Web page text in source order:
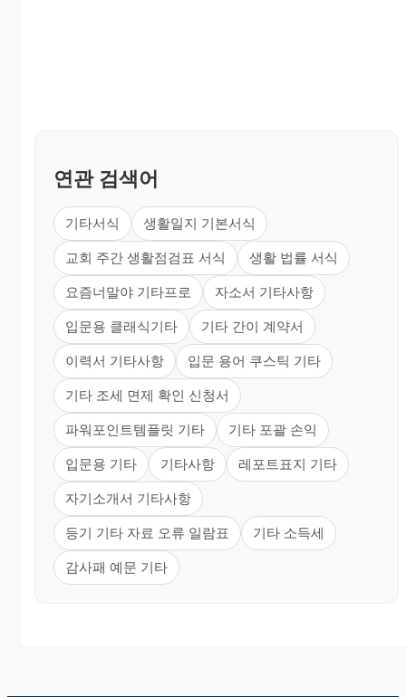
연관 검색어
기타서식 생활일지 기본서식
교회 주간 생활점검표 서식 생활 법률 서식
요즘너말야 기타프로 자소서 기타사항
입문용 클래식기타 기타 간이 계약서
이력서 기타사항 입문 용어 쿠스틱 기타
기타 조세 면제 확인 신청서
파워포인트템플릿 기타 기타 포괄 손익
입문용 기타 기타사항 레포트표지 기타
자기소개서 기타사항
등기 기타 자료 오류 일람표 기타 소득세
감사패 예문 기타